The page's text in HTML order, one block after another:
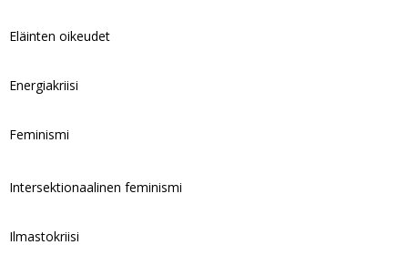
Eläinten oikeudet
Energiakriisi
Feminismi
Intersektionaalinen feminismi
Ilmastokriisi